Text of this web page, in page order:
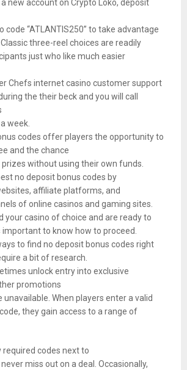
new account on Crypto Loko, deposit
code “ATLANTIS250” to take advantage
three-reel choices are readily
just who like much easier
Chefs internet casino customer support
the their beck and you will call
week.
codes offer players the opportunity to
and the chance
without using their own funds.
no deposit bonus codes by
affiliate platforms, and
of online casinos and gaming sites.
your casino of choice and are ready to
important to know how to proceed.
to find no deposit bonus codes right
a bit of research.
unlock entry into exclusive
promotions
When players enter a valid
they gain access to a range of
required codes next to
miss out on a deal. Occasionally,